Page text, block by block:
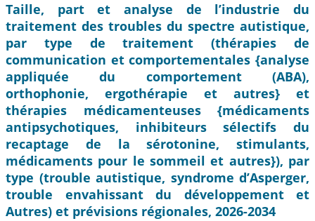
Taille, part et analyse de l’industrie du
traitement des troubles du spectre autistique,
par type de traitement (thérapies de
communication et comportementales {analyse
appliquée du comportement (ABA),
orthophonie, ergothérapie et autres} et
thérapies médicamenteuses {médicaments
antipsychotiques, inhibiteurs sélectifs du
recaptage de la sérotonine, stimulants,
médicaments pour le sommeil et autres}), par
type (trouble autistique, syndrome d’Asperger,
trouble envahissant du développement et
Autres) et prévisions régionales, 2026-2034